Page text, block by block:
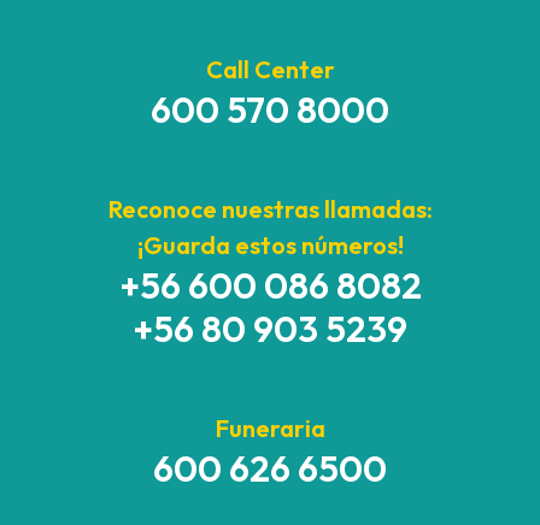
Call Center
600 570 8000
Reconoce nuestras llamadas:
¡Guarda estos números!
+56 600 086 8082
+56 80 903 5239
Funeraria
600 626 6500